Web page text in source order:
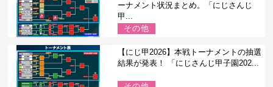
ーナメント状況まとめ。「にじさんじ
甲...
その他
【にじ甲2026】本戦トーナメントの抽選
結果が発表！ 「にじさんじ甲子園202...